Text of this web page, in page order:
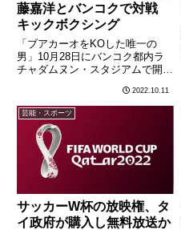
藤嘉洋とバンコクで対戦
キックボクシング
「ブアカーオをKOした唯一の
男」10月28日にバンコク都内ラ
チャダムヌン・スタジアムで開催
元K１王者ブアカーオ・バンチャ
メーク（40）が佐藤嘉洋（41）
と対戦する。試合はキックボクシ
ング形式のエキシビションマ
ッ………
2022.10.11
芸能・スポーツ
サッカーW杯の放映権、タ
イ政府が購入し無料放送か